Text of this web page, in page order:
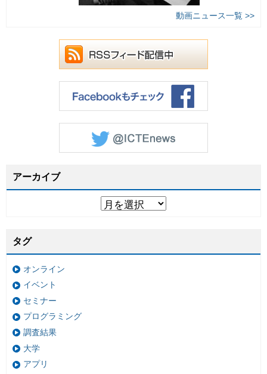
動画ニュース一覧 >>
アーカイブ
タグ
オンライン
イベント
セミナー
プログラミング
調査結果
大学
アプリ